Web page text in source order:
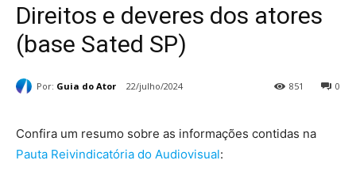
Direitos e deveres dos atores
(base Sated SP)
Por: Guia do Ator 22/julho/2024 0
851
Confira um resumo sobre as informações contidas na
Pauta Reivindicatória do Audiovisual: